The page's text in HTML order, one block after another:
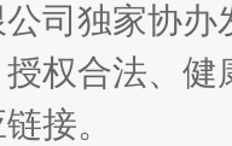
司独家协
权合法、
接。